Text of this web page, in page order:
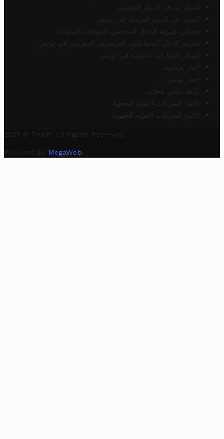
أسعار صرف الدينار التونسي
البحث عن الرمز البريدي في تونس
محاكي ضريبة الدخل الشخصي للموظف/المتقاعد
ضريبة الدخل للمتقاعدين الفرنسيين المقيمين في تونس
أسعار السيارات الجديدة في تونس
أخبار تروفيت
أخبار تونس
رابط خلفي مجاني
قائمة الشركات الأهلية المحلية
قائمة الشركات الأهلية الجهوية
2025 © Trovit. All Rights Reserved.
Powered By MegaWeb